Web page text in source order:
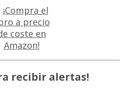
recibir alertas!